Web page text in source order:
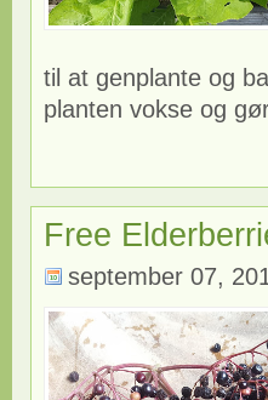
til at genplante og
planten vokse og
Free
september 07,